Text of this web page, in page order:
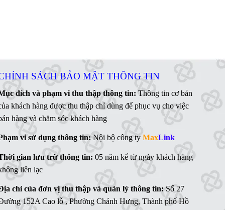
SÁCH BẢO MẬT THÔNG TIN
đích và phạm vi thu thập thông tin: Thông tin cơ bản
khách hàng được thu thập chỉ dùng để phục vụ cho việc
hàng và chăm sóc khách hàng
vi sử dụng thông tin:Nội bộ công ty MaxLink
gian lưu trữ thông tin: 05 năm kể từ ngày khách hàng
liên lạc
chỉ của đơn vị thu thập và quản lý thông tin:Số 27
152A Cao lỗ , Phường Chánh Hưng, Thành phố Hồ